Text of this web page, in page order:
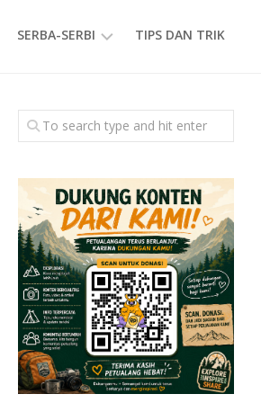
SERBA-SERBI
GAYA
HIDUP
TIPS DAN TRIK